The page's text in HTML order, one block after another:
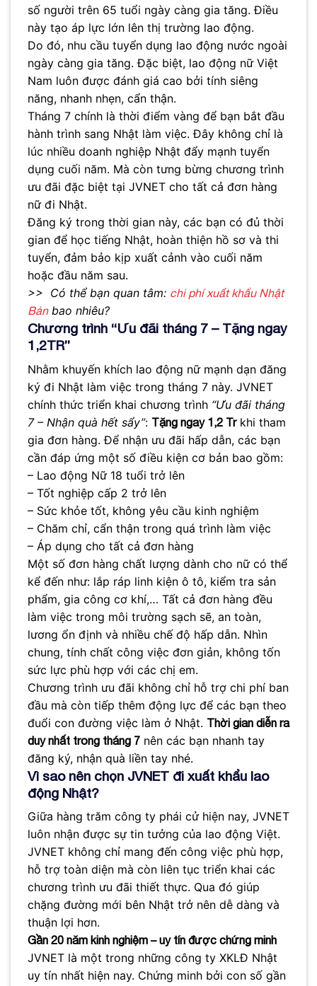
số người trên 65 tuổi ngày càng gia tăng. Điều
này tạo áp lực lớn lên thị trường lao động.
Do đó, nhu cầu tuyển dụng lao động nước ngoài
ngày càng gia tăng. Đặc biệt, lao động nữ Việt
Nam luôn được đánh giá cao bởi tính siêng
năng, nhanh nhẹn, cẩn thận.
Tháng 7 chính là thời điểm vàng để bạn bắt đầu
hành trình sang Nhật làm việc. Đây không chỉ là
lúc nhiều doanh nghiệp Nhật đẩy mạnh tuyển
dụng cuối năm. Mà còn tưng bừng chương trình
ưu đãi đặc biệt tại JVNET cho tất cả đơn hàng
nữ đi Nhật.
Đăng ký trong thời gian này, các bạn có đủ thời
gian để học tiếng Nhật, hoàn thiện hồ sơ và thi
tuyển, đảm bảo kịp xuất cảnh vào cuối năm
hoặc đầu năm sau.
>> Có thể bạn quan tâm: chi phí xuất khẩu Nhật
Bảnbao nhiêu?
Chương trình “Ưu đãi tháng 7 – Tặng ngay
1,2TR”
Nhằm khuyến khích lao động nữ mạnh dạn đăng
ký đi Nhật làm việc trong tháng 7 này. JVNET
chính thức triển khai chương trình “Ưu đãi tháng
7 – Nhận quà hết sẩy”: Tặng ngay 1,2 Trkhi tham
gia đơn hàng. Để nhận ưu đãi hấp dẫn, các bạn
cần đáp ứng một số điều kiện cơ bản bao gồm:
– Lao động Nữ 18 tuổi trở lên
– Tốt nghiệp cấp 2 trở lên
– Sức khỏe tốt, không yêu cầu kinh nghiệm
– Chăm chỉ, cẩn thận trong quá trình làm việc
– Áp dụng cho tất cả đơn hàng
Một số đơn hàng chất lượng dành cho nữ có thể
kể đến như: lắp ráp linh kiện ô tô, kiểm tra sản
phẩm, gia công cơ khí,… Tất cả đơn hàng đều
làm việc trong môi trường sạch sẽ, an toàn,
lương ổn định và nhiều chế độ hấp dẫn. Nhìn
chung, tính chất công việc đơn giản, không tốn
sức lực phù hợp với các chị em.
Chương trình ưu đãi không chỉ hỗ trợ chi phí ban
đầu mà còn tiếp thêm động lực để các bạn theo
đuổi con đường việc làm ở Nhật. Thời gian diễn ra
duy nhất trong tháng 7 nên các bạn nhanh tay
đăng ký, nhận quà liền tay nhé.
Vì sao nên chọn JVNET đi xuất khẩu lao
động Nhật?
Giữa hàng trăm công ty phái cử hiện nay, JVNET
luôn nhận được sự tin tưởng của lao động Việt.
JVNET không chỉ mang đến công việc phù hợp,
hỗ trợ toàn diện mà còn liên tục triển khai các
chương trình ưu đãi thiết thực. Qua đó giúp
chặng đường mới bên Nhật trở nên dễ dàng và
thuận lợi hơn.
Gần 20 năm kinh nghiệm – uy tín được chứng minh
JVNET là một trong những công ty XKLĐ Nhật
uy tín nhất hiện nay. Chứng minh bởi con số gần